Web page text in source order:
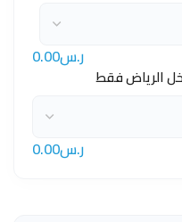
ر.س0.00
الرياض فقط
ر.س0.00